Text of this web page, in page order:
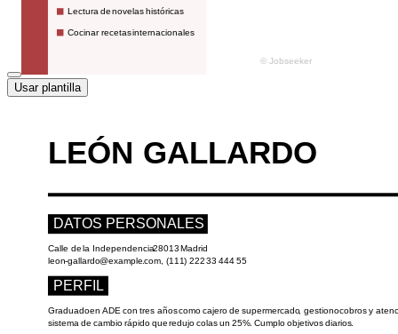
Usar plantilla